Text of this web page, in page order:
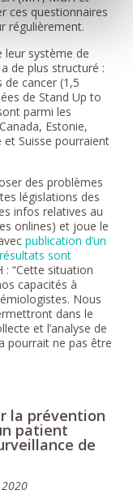
ces questionnaires
régulièrement.
leur système de
de plus structuré :
cancer (1,5
de Stand Up to
parmi les
Estonie,
et Suisse pourraient
des problèmes
législations des
infos relatives au
onlines) et joue le
publication d’un
sont
: “Cette situation
capacités à
Nous
dans le
et l’analyse de
pourrait ne pas être
la prévention
patient
de